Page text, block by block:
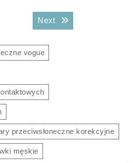
Next Next post:
vogue
przeciwsłoneczne korekcyjne
męskie